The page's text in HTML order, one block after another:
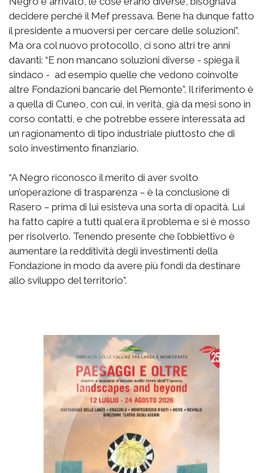
decidere perché il Mef pressava. Bene ha dunque fatto
il presidente a muoversi per cercare delle soluzioni”.
Ma ora col nuovo protocollo, ci sono altri tre anni
davanti: “E non mancano soluzioni diverse - spiega il
sindaco - ad esempio quelle che vedono coinvolte
altre Fondazioni bancarie del Piemonte”. Il riferimento è
a quella di Cuneo, con cui, in verità, già da mesi sono in
corso contatti, e che potrebbe essere interessata ad
un ragionamento di tipo industriale piuttosto che di
solo investimento finanziario.
“A Negro riconosco il merito di aver svolto
un’operazione di trasparenza – è la conclusione di
Rasero – prima di lui esisteva una sorta di opacità. Lui
ha fatto capire a tutti qual era il problema e si è mosso
per risolverlo. Tenendo presente che l’obbiettivo è
aumentare la redditività degli investimenti della
Fondazione in modo da avere più fondi da destinare
allo sviluppo del territorio”.